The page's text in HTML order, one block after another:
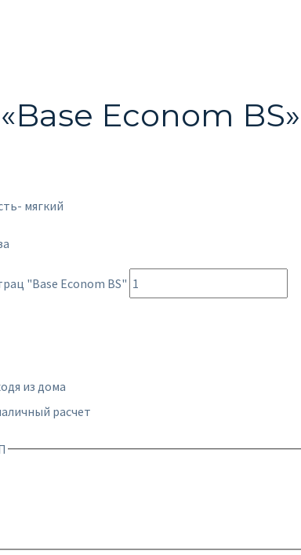
Econom BS»
мягкий
"Base Econom BS"
из дома
расчет